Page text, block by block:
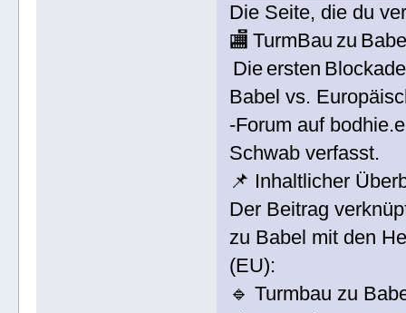
Die Seite, die du
🏬 TurmBau zu
Die ersten
Babel vs.
‑Forum auf
Schwab verfasst.
📌 Inhaltlicher
Der Beitrag
zu Babel mit den
(EU):
🔹 Turmbau zu